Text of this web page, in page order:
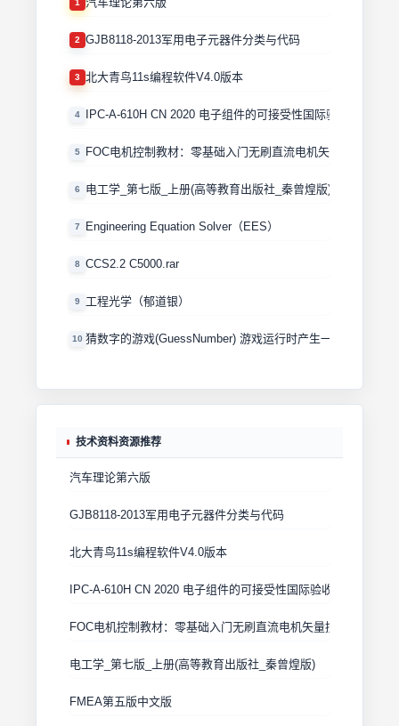
1
2 GJB8118-2013军用电子元器件分类与代码
3 北大青鸟11s编程软件V4.0版本
4 IPC-A-610H CN 2020 电子组件的可接受性国际验收标准
5 FOC电机控制教材：零基础入门无刷直流电机矢量控制技术
6 电工学_第七版_上册(高等教育出版社_秦曾煌版)
7 Engineering Equation Solver（EES）
8 CCS2.2 C5000.rar
9 工程光学（郁道银）
10 猜数字的游戏(GuessNumber) 游戏运行时产生一个0－1000
技术资料资源推荐
汽车理论第六版
GJB8118-2013军用电子元器件分类与代码
北大青鸟11s编程软件V4.0版本
IPC-A-610H CN 2020 电子组件的可接受性国际验收标准
FOC电机控制教材：零基础入门无刷直流电机矢量控制技术 上
电工学_第七版_上册(高等教育出版社_秦曾煌版)
FMEA第五版中文版